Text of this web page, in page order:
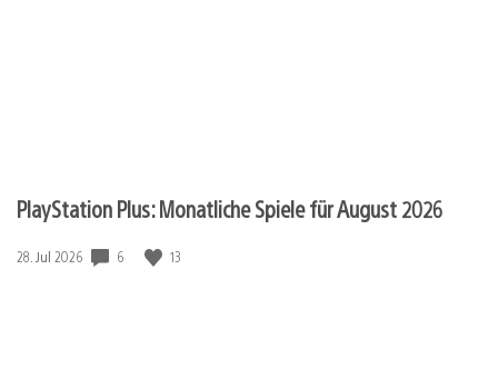
PlayStation Plus: Monatliche Spiele für August 2026
Veröffentlichungsdatum:
28. Jul 2026 6 13